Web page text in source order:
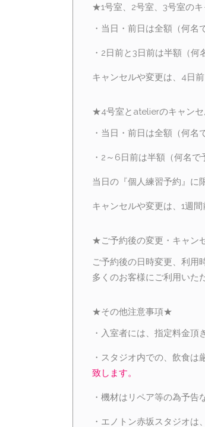
★1号室、2号室、3号室の
・当日・前日は全額（何名
・2日前と3日前は半額（何
キャンセルや変更は、4日
★4号室とatelierのキャン
・当日・前日は全額（何名
・2～6日前は半額（何名で
当日の『個人練習予約』に
キャンセルや変更は、1週
★ご予約後の変更・キャン
ご予約後の日時変更、利用
多くのお客様にご利用いた
★その他注意事項★
・入室者には、指定料金頂
・スタジオ内での、飲食は
致します。
・機材はリペア等の為予告
・エノトン赤坂スタジオは